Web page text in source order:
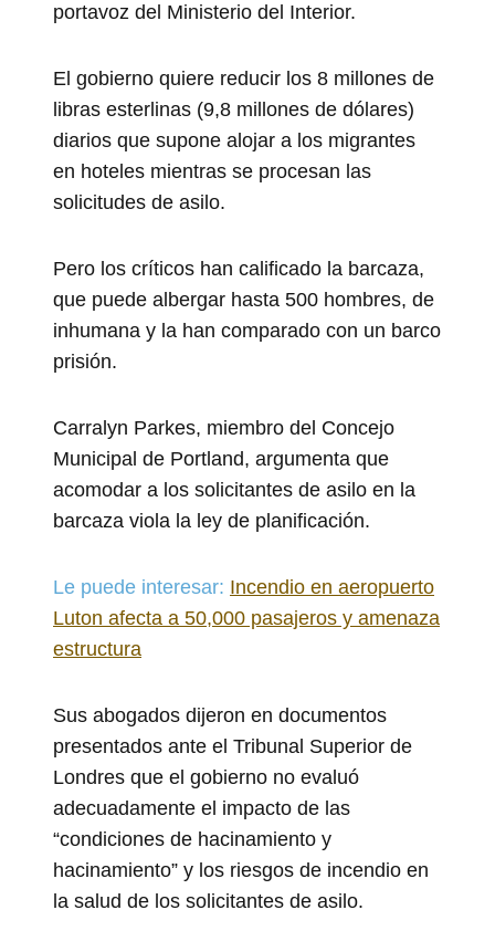
portavoz del Ministerio del Interior.
El gobierno quiere reducir los 8 millones de
libras esterlinas (9,8 millones de dólares)
diarios que supone alojar a los migrantes
en hoteles mientras se procesan las
solicitudes de asilo.
Pero los críticos han calificado la barcaza,
que puede albergar hasta 500 hombres, de
inhumana y la han comparado con un barco
prisión.
Carralyn Parkes, miembro del Concejo
Municipal de Portland, argumenta que
acomodar a los solicitantes de asilo en la
barcaza viola la ley de planificación.
Le puede interesar: Incendio en aeropuerto
Luton afecta a 50,000 pasajeros y amenaza
estructura
Sus abogados dijeron en documentos
presentados ante el Tribunal Superior de
Londres que el gobierno no evaluó
adecuadamente el impacto de las
“condiciones de hacinamiento y
hacinamiento” y los riesgos de incendio en
la salud de los solicitantes de asilo.